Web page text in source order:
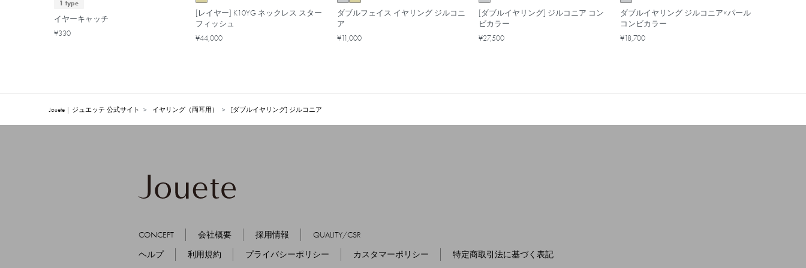
1 type
イヤーキャッチ
¥330
[レイヤー] K10YG ネックレス スター
フィッシュ
¥44,000
ダブルフェイス イヤリング ジルコニ
ア
¥11,000
[ダブルイヤリング] ジルコニア コン
ビカラー
¥27,500
ダブルイヤリング ジルコニア×パール
コンビカラー
¥18,700
Jouete | ジュエッテ 公式サイト イヤリング（両耳用） [ダブルイヤリング] ジルコニア
CONCEPT 会社概要 採用情報
QUALITY/CSR
ヘルプ
利用規約 プライバシーポリシー カスタマーポリシー 特定商取引法に基づく表記